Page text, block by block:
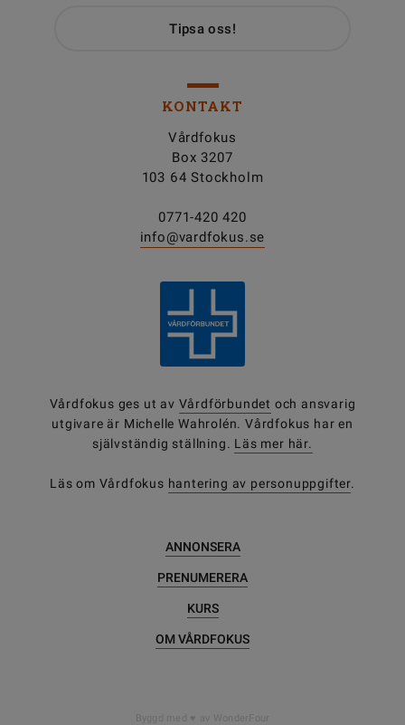
Tipsa oss!
KONTAKT
Vårdfokus
Box 3207
103 64 Stockholm
0771-420 420
info@vardfokus.se
Vårdfokus ges ut av Vårdförbundet och ansvarig
utgivare är Michelle Wahrolén. Vårdfokus har en
självständig ställning. Läs mer här.
Läs om Vårdfokus hantering av personuppgifter.
ANNONSERA
PRENUMERERA
KURS
OM VÅRDFOKUS
Byggd med av WonderFour